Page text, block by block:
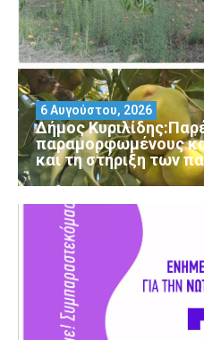
Δήμος
παραμορφωμένους
και τη στήριξη των
6 Αυγούστου, 2026